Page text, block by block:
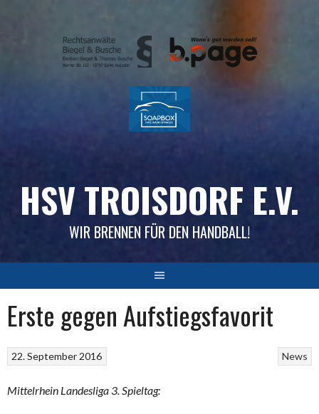
HSV TROISDORF E.V.
WIR BRENNEN FÜR DEN HANDBALL!
Erste gegen Aufstiegsfavorit
News
22. September 2016
Mittelrhein Landesliga 3. Spieltag: